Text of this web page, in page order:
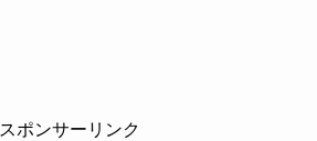
スポンサーリンク